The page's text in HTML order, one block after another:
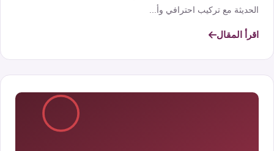
الحديثة مع تركيب احترافي وأ...
اقرأ المقال